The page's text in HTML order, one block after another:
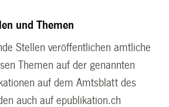
und Themen
Stellen veröffentlichen amtliche
Themen auf der genannten
auf dem Amtsblatt des
auch auf epublikation.ch